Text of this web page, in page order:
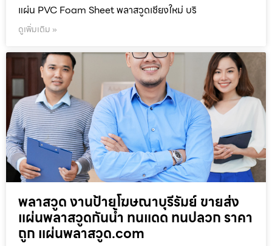
แผ่น PVC Foam Sheet พลาสวูดเชียงใหม่ บริ
ดูเพิ่มเติม »
พลาสวูด งานป้ายโฆษณาบุรีรัมย์ ขายส่ง
แผ่นพลาสวูดกันน้ำ ทนแดด ทนปลวก ราคา
ถูก แผ่นพลาสวูด.com